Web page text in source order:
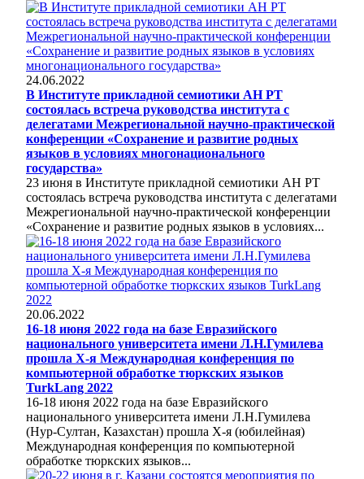
24.06.2022
В Институте прикладной семиотики АН РТ
состоялась встреча руководства института с
делегатами Межрегиональной научно-практической
конференции «Сохранение и развитие родных
языков в условиях многонационального
государства»
23 июня в Институте прикладной семиотики АН РТ
состоялась встреча руководства института с делегатами
Межрегиональной научно-практической конференции
«Сохранение и развитие родных языков в условиях...
20.06.2022
16-18 июня 2022 года на базе Евразийского
национального университета имени Л.Н.Гумилева
прошла X-я Международная конференция по
компьютерной обработке тюркских языков
TurkLang 2022
16-18 июня 2022 года на базе Евразийского
национального университета имени Л.Н.Гумилева
(Нур-Султан, Казахстан) прошла X-я (юбилейная)
Международная конференция по компьютерной
обработке тюркских языков...